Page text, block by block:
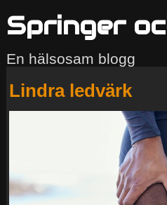
Springer
En hälsosam blogg
Lindra ledvärk